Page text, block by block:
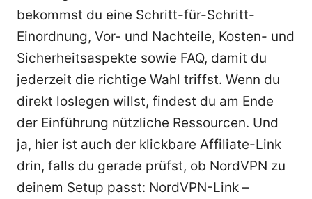
bekommst du eine Schritt-für-Schritt-
Einordnung, Vor- und Nachteile, Kosten- und
Sicherheitsaspekte sowie FAQ, damit du
jederzeit die richtige Wahl triffst. Wenn du
direkt loslegen willst, findest du am Ende
der Einführung nützliche Ressourcen. Und
ja, hier ist auch der klickbare Affiliate-Link
drin, falls du gerade prüfst, ob NordVPN zu
deinem Setup passt: NordVPN-Link –